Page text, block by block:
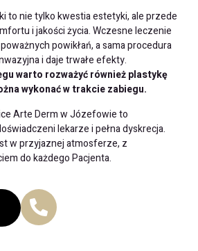
to nie tylko kwestia estetyki, ale przede
i jakości życia. Wczesne leczenie
powikłań, a sama procedura
i daje trwałe efekty.
warto rozważyć również plastykę
wykonać w trakcie zabiegu.
Arte Derm w Józefowie to
lekarze i pełna dyskrecja.
w przyjaznej atmosferze, z
do każdego Pacjenta.